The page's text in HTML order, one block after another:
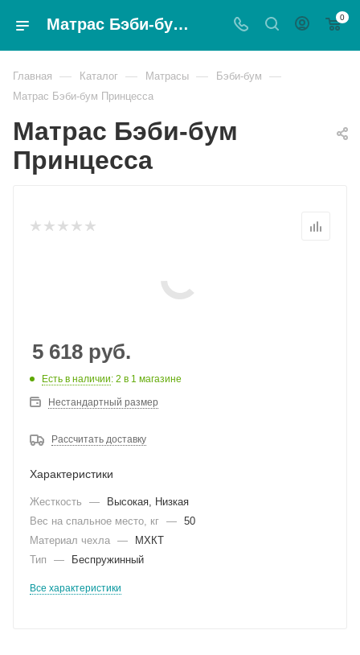
Матрас Бэби-бум Принцесса - Magnat 0
Главная — Каталог — Матрасы — Бэби-бум —
Матрас Бэби-бум Принцесса
Матрас Бэби-бум
Принцесса
5 618 руб.
Есть в наличии: 2 в 1 магазине
Нестандартный размер
Рассчитать доставку
Характеристики
Жесткость —
Высокая, Низкая
Вес на спальное место, кг — 50
Материал чехла —
МХКТ
Тип
— Беспружинный
Все характеристики